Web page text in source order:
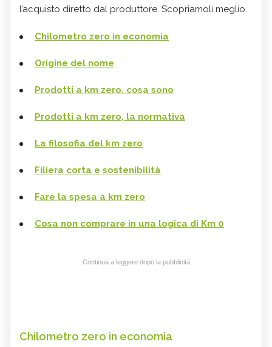
l’acquisto diretto dal produttore. Scopriamoli meglio.
Chilometro zero in economia
Origine del nome
Prodotti a km zero, cosa sono
Prodotti a km zero, la normativa
La filosofia del km zero
Filiera corta e sostenibilità
Fare la spesa a km zero
Cosa non comprare in una logica di Km 0
Continua a leggere dopo la pubblicità
Chilometro zero in economia